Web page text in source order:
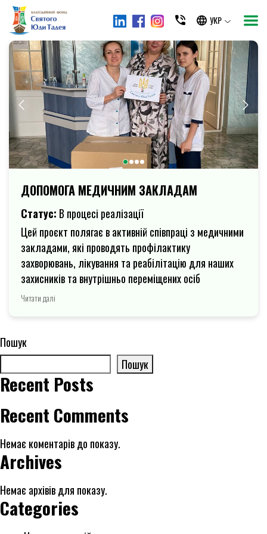
УКР
ДОПОМОГА МЕДИЧНИМ ЗАКЛАДАМ
Статус: В процесі реалізації
Цей проєкт полягає в активній співпраці з медичними
закладами, які проводять профілактику
захворювань, лікування та реабілітацію для наших
захисників та внутрішньо переміщених осіб
Читати далі
Навігація
записів
Пошук
Пошук
Recent Posts
Recent Comments
Немає коментарів до показу.
Archives
Немає архівів для показу.
Categories